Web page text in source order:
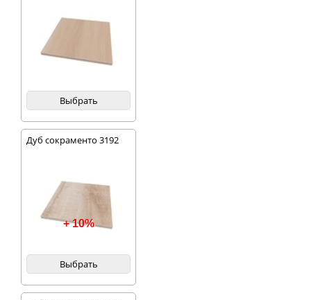
Выбрать
Дуб сокраменто 3192
+ 10%
Выбрать